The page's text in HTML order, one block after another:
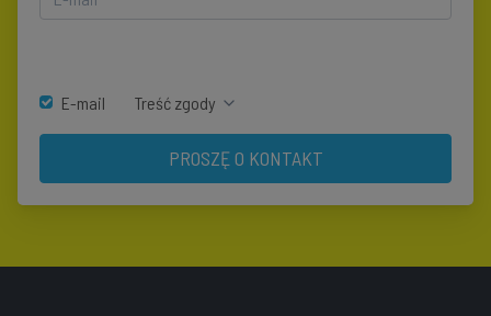
E-mail Treść zgody
PROSZĘ O KONTAKT